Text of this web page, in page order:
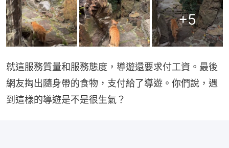
+5
就這服務質量和服務態度，導遊還要求付工資。最後
網友掏出隨身帶的食物，支付給了導遊。你們說，遇
到這樣的導遊是不是很生氣？